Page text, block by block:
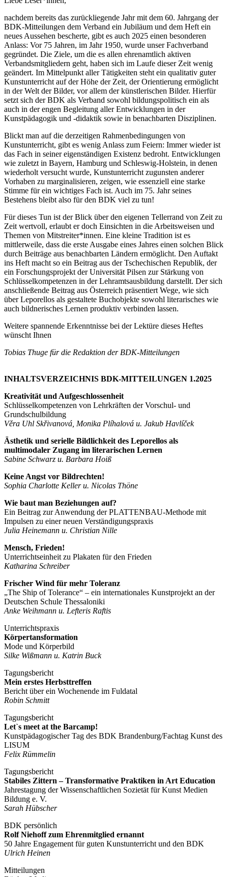
nachdem bereits das zurückliegende Jahr mit dem 60. Jahrgang der
BDK-Mitteilungen dem Verband ein Jubiläum und dem Heft ein
neues Aussehen bescherte, gibt es auch 2025 einen besonderen
Anlass: Vor 75 Jahren, im Jahr 1950, wurde unser Fachverband
gegründet. Die Ziele, um die es allen ehrenamtlich aktiven
Verbandsmitgliedern geht, haben sich im Laufe dieser Zeit wenig
geändert. Im Mittelpunkt aller Tätigkeiten steht ein qualitativ guter
Kunstunterricht auf der Höhe der Zeit, der Orientierung ermöglicht
in der Welt der Bilder, vor allem der künstlerischen Bilder. Hierfür
setzt sich der BDK als Verband sowohl bildungspolitisch ein als
auch in der engen Begleitung aller Entwicklungen in der
Kunstpädagogik und -didaktik sowie in benachbarten Disziplinen.
Blickt man auf die derzeitigen Rahmenbedingungen von
Kunstunterricht, gibt es wenig Anlass zum Feiern: Immer wieder ist
das Fach in seiner eigenständigen Existenz bedroht. Entwicklungen
wie zuletzt in Bayern, Hamburg und Schleswig-Holstein, in denen
wiederholt versucht wurde, Kunstunterricht zugunsten anderer
Vorhaben zu marginalisieren, zeigen, wie essenziell eine starke
Stimme für ein wichtiges Fach ist. Auch im 75. Jahr seines
Bestehens bleibt also für den BDK viel zu tun!
Für dieses Tun ist der Blick über den eigenen Tellerrand von Zeit zu
Zeit wertvoll, erlaubt er doch Einsichten in die Arbeitsweisen und
Themen von Mitstreiter*innen. Eine kleine Tradition ist es
mittlerweile, dass die erste Ausgabe eines Jahres einen solchen Blick
durch Beiträge aus benachbarten Ländern ermöglicht. Den Auftakt
ins Heft macht so ein Beitrag aus der Tschechischen Republik, der
ein Forschungsprojekt der Universität Pilsen zur Stärkung von
Schlüsselkompetenzen in der Lehramtsausbildung darstellt. Der sich
anschließende Beitrag aus Österreich präsentiert Wege, wie sich
über Leporellos als gestaltete Buchobjekte sowohl literarisches wie
auch bildnerisches Lernen produktiv verbinden lassen.
Weitere spannende Erkenntnisse bei der Lektüre dieses Heftes
wünscht Ihnen
Tobias Thuge für die Redaktion der BDK-Mitteilungen
INHALTSVERZEICHNIS BDK-MITTEILUNGEN 1.2025
Kreativität und Aufgeschlossenheit
Schlüsselkompetenzen von Lehrkräften der Vorschul- und
Grundschulbildung
Věra Uhl Skřivanová, Monika Plíhalová u. Jakub Havlíček
Ästhetik und serielle Bildlichkeit des Leporellos als
multimodaler Zugang im literarischen Lernen
Sabine Schwarz u. Barbara Hoiß
Keine Angst vor Bildrechten!
Sophia Charlotte Keller u. Nicolas Thöne
Wie baut man Beziehungen auf?
Ein Beitrag zur Anwendung der PLATTENBAU-Methode mit
Impulsen zu einer neuen Verständigungspraxis
Julia Heinemann u. Christian Nille
Mensch, Frieden!
Unterrichtseinheit zu Plakaten für den Frieden
Katharina Schreiber
Frischer Wind für mehr Toleranz
„The Ship of Tolerance“ – ein internationales Kunstprojekt an der
Deutschen Schule Thessaloniki
Anke Weihmann u. Lefteris Raftis
Unterrichtspraxis
Körpertansformation
Mode und Körperbild
Silke Wißmann u. Katrin Buck
Tagungsbericht
Mein erstes Herbsttreffen
Bericht über ein Wochenende im Fuldatal
Robin Schmitt
Tagungsbericht
Let`s meet at the Barcamp!
Kunstpädagogischer Tag des BDK Brandenburg/Fachtag Kunst des
LISUM
Felix Rümmelin
Tagungsbericht
Stabiles Zittern – Transformative Praktiken in Art Education
Jahrestagung der Wissenschaftlichen Sozietät für Kunst Medien
Bildung e. V.
Sarah Hübscher
BDK persönlich
Rolf Niehoff zum Ehrenmitglied ernannt
50 Jahre Engagement für guten Kunstunterricht und den BDK
Ulrich Heinen
Mitteilungen